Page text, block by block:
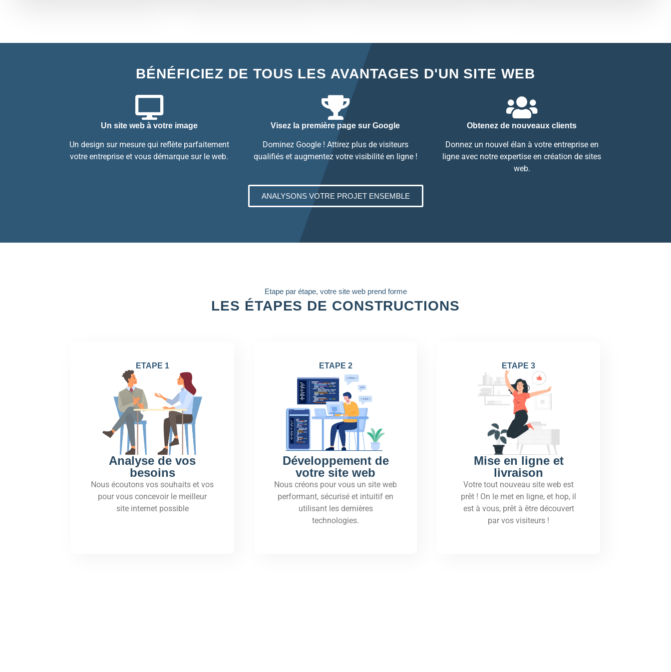
BÉNÉFICIEZ DE TOUS LES AVANTAGES D'UN SITE WEB
Un site web à votre image
Un design sur mesure qui reflète parfaitement
votre entreprise et vous démarque sur le web.
Visez la première page sur Google
Dominez Google ! Attirez plus de visiteurs
qualifiés et augmentez votre visibilité en ligne !
Obtenez de nouveaux clients
Donnez un nouvel élan à votre entreprise en
ligne avec notre expertise en création de sites
web.
ANALYSONS VOTRE PROJET ENSEMBLE
Etape par étape, votre site web prend forme
LES ÉTAPES DE CONSTRUCTIONS
ETAPE 1
Analyse de vos
besoins
Nous écoutons vos souhaits et vos
pour vous concevoir le meilleur
site internet possible
ETAPE 2
Développement de
votre site web
Nous créons pour vous un site web
performant, sécurisé et intuitif en
utilisant les dernières
technologies.
ETAPE 3
Mise en ligne et
livraison
Votre tout nouveau site web est
prêt ! On le met en ligne, et hop, il
est à vous, prêt à être découvert
par vos visiteurs !